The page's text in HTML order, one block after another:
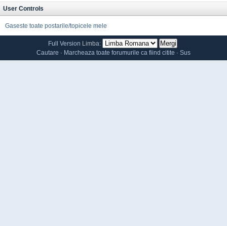
User Controls
Gaseste toate postarile/topicele mele
Full Version Limba:
Cautare · Marcheaza toate forumurile ca fiind citite · Sus